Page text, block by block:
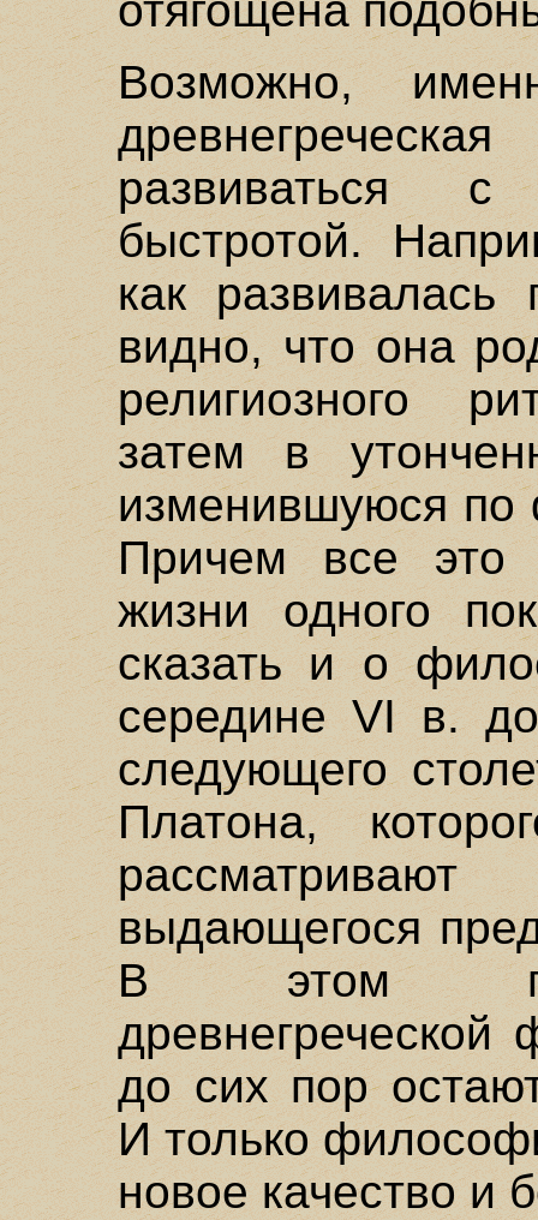
отягощена
Возможно,
развиваться с
быстротой.
как развивалась
видно, что она
религиозного
затем в
изменившуюся
Причем все это
жизни одного
сказать и о
середине VI в.
следующего
Платона,
выдающегося
В этом
до сих пор
И только
новое качество и